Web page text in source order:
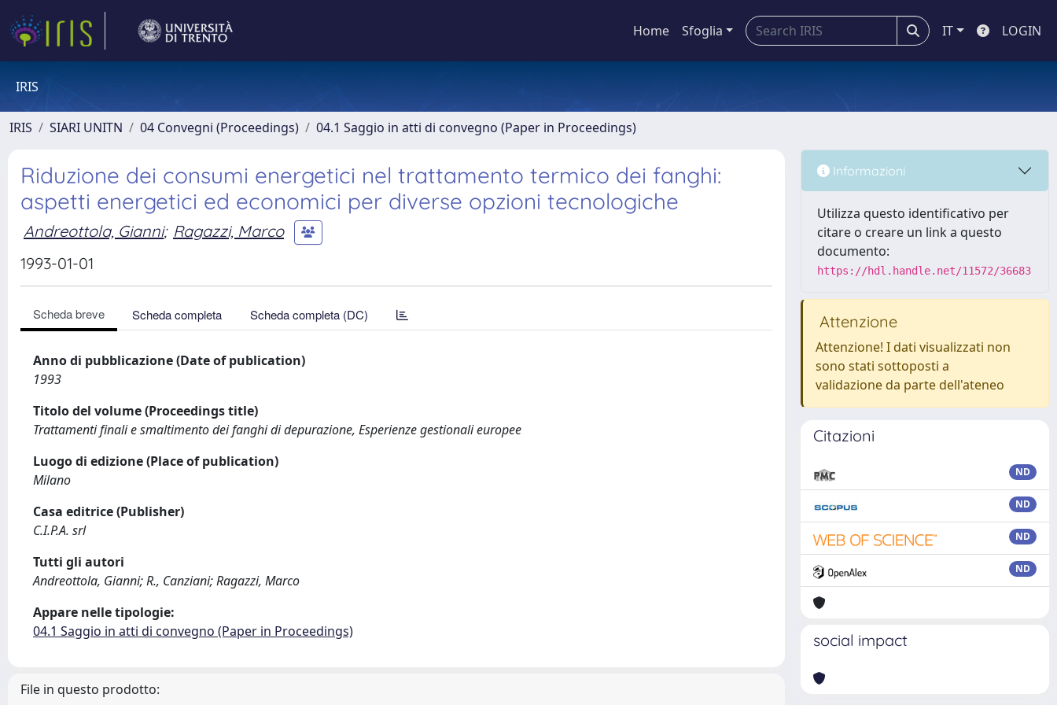
Home Sfoglia IT LOGIN
IRIS
IRIS SIARI UNITN 04 Convegni (Proceedings) 04.1 Saggio in atti di convegno (Paper in Proceedings)
Riduzione dei consumi energetici nel trattamento termico dei fanghi:
aspetti energetici ed economici per diverse opzioni tecnologiche
Andreottola, Gianni; Ragazzi, Marco
1993-01-01
Scheda breve Scheda completa Scheda completa (DC)
Anno di pubblicazione (Date of publication)
1993
Titolo del volume (Proceedings title)
Trattamenti finali e smaltimento dei fanghi di depurazione, Esperienze gestionali europee
Luogo di edizione (Place of publication)
Milano
Casa editrice (Publisher)
C.I.P.A. srl
Tutti gli autori
Andreottola, Gianni; R., Canziani; Ragazzi, Marco
Appare nelle tipologie:
04.1 Saggio in atti di convegno (Paper in Proceedings)
File in questo prodotto:
Informazioni
Utilizza questo identificativo per
citare o creare un link a questo
documento:
https://hdl.handle.net/11572/36683
Attenzione
Attenzione! I dati visualizzati non
sono stati sottoposti a
validazione da parte dell'ateneo
Citazioni
ND
ND
ND
ND
social impact